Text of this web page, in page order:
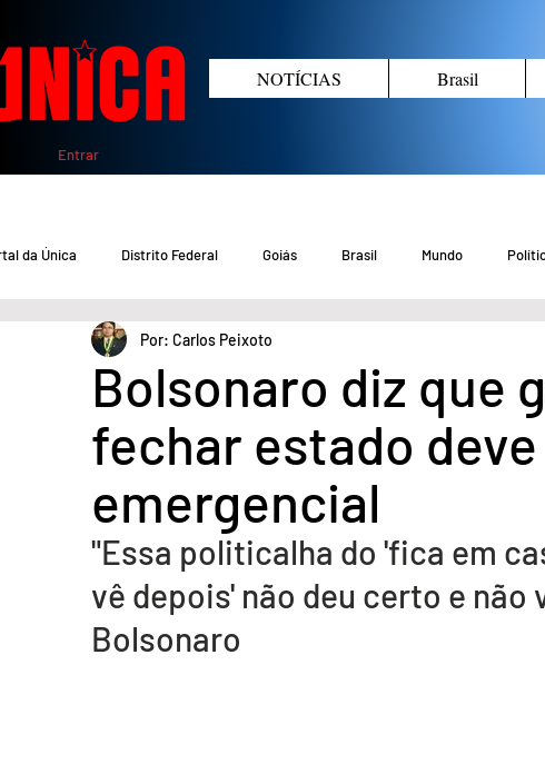
Entrar
NOTÍCIAS Brasil
da Única Distrito Federal Goiás Brasil Mundo
COVID-19 DF COVID-19 Brasil
Crime em Goiás Crimes no DF Saúde Educação Meio
Acidente em Goiás Acidente no DF Entretenimento
Bolsonaro diz que
fechar estado
emergencial
Por: Carlos Peixoto
"Essa politicalha do 'fica em
vê depois' não deu certo e não
Bolsonaro